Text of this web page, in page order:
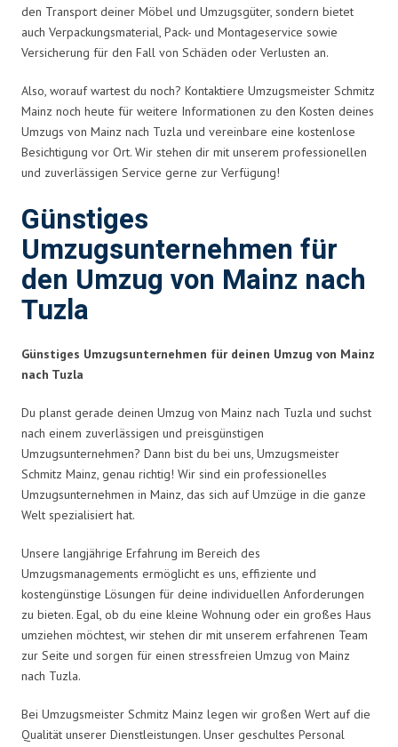
den Transport deiner Möbel und Umzugsgüter, sondern bietet
auch Verpackungsmaterial, Pack- und Montageservice sowie
Versicherung für den Fall von Schäden oder Verlusten an.
Also, worauf wartest du noch? Kontaktiere Umzugsmeister Schmitz
Mainz noch heute für weitere Informationen zu den Kosten deines
Umzugs von Mainz nach Tuzla und vereinbare eine kostenlose
Besichtigung vor Ort. Wir stehen dir mit unserem professionellen
und zuverlässigen Service gerne zur Verfügung!
Günstiges
Umzugsunternehmen für
den Umzug von Mainz nach
Tuzla
Günstiges Umzugsunternehmen für deinen Umzug von Mainz
nach Tuzla
Du planst gerade deinen Umzug von Mainz nach Tuzla und suchst
nach einem zuverlässigen und preisgünstigen
Umzugsunternehmen? Dann bist du bei uns, Umzugsmeister
Schmitz Mainz, genau richtig! Wir sind ein professionelles
Umzugsunternehmen in Mainz, das sich auf Umzüge in die ganze
Welt spezialisiert hat.
Unsere langjährige Erfahrung im Bereich des
Umzugsmanagements ermöglicht es uns, effiziente und
kostengünstige Lösungen für deine individuellen Anforderungen
zu bieten. Egal, ob du eine kleine Wohnung oder ein großes Haus
umziehen möchtest, wir stehen dir mit unserem erfahrenen Team
zur Seite und sorgen für einen stressfreien Umzug von Mainz
nach Tuzla.
Bei Umzugsmeister Schmitz Mainz legen wir großen Wert auf die
Qualität unserer Dienstleistungen. Unser geschultes Personal